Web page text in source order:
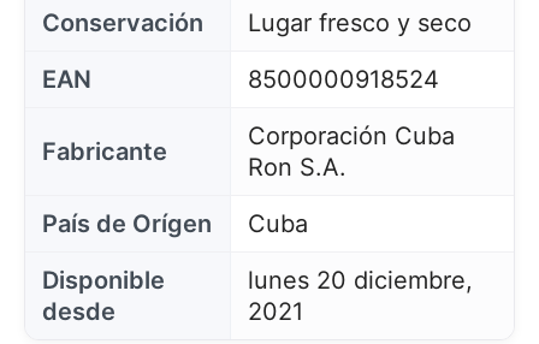
Conservación
Lugar fresco y seco
EAN
8500000918524
Fabricante
Corporación Cuba
Ron S.A.
País de Orígen
Cuba
Disponible
desde
lunes 20 diciembre,
2021